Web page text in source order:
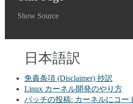
Show Source
日本語訳
免責条項 (Disclaimer) 抄訳
Linux カーネル開発のやり方
パッチの投稿: カーネルにコー